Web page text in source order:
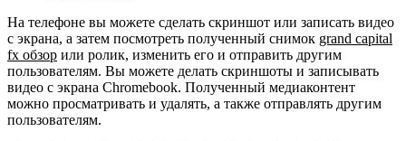
На телефоне вы можете сделать скриншот или записать видео
с экрана, а затем посмотреть полученный снимок grand capital
fx обзор или ролик, изменить его и отправить другим
пользователям. Вы можете делать скриншоты и записывать
видео с экрана Chromebook. Полученный медиаконтент
можно просматривать и удалять, а также отправлять другим
пользователям.